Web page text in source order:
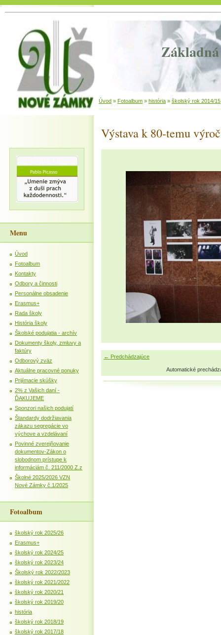
Základná
Úvod » Fotoalbum » história » školský rok 2014/15
Výstava k 80-temu
← Predchádzajúce
Automatické
Menu
Úvod
Fotoalbum
Kontakty
Odbory a činnosti
Personálne obsadenie
Erasmus+
Rada školy
História školy
Školské podujatia - archív
Dokumenty školy, zmluvy a
faktúry
Odborový zväz
Aktuálne pracovné ponuky
Prijímacie skúšky
2% z Vašich daní -
ĎAKUJEME
Sponzori našich podujatí
Štandardy dodržiavania
zákazu segregácie vo
výchove a vzdelávaní
Povinné zverejňovanie
dokumentov-Zákon o
slobodnom prístupe k
informáciám č. 211/2000 Z.z
Školné 2025/2026 VZN
Nové Zámky č.1/2025
Fotoalbum
školský rok 2025/26
Erasmus+
školský rok 2024/25
školský rok 2023/24
Školský rok 2022/2023
školský rok 2021/2022
školský rok 2020/21
školský rok 2019/20
história
školský rok 2018/19
školský rok 2017/18